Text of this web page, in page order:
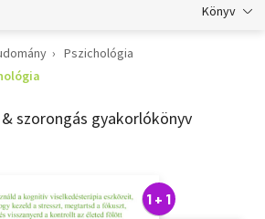
Könyv
Pszichológia
szorongás gyakorlókönyv
1 + 1